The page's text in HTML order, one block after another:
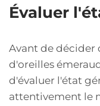
Évaluer
Avant de décider
d'oreilles
d'évaluer l'état
attentivement le